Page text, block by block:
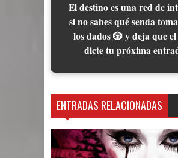
El destino es una red de
si no sabes qué senda
los dados 🎲 y deja que
dicte tu próxima
ENTRADAS RELACIONADAS